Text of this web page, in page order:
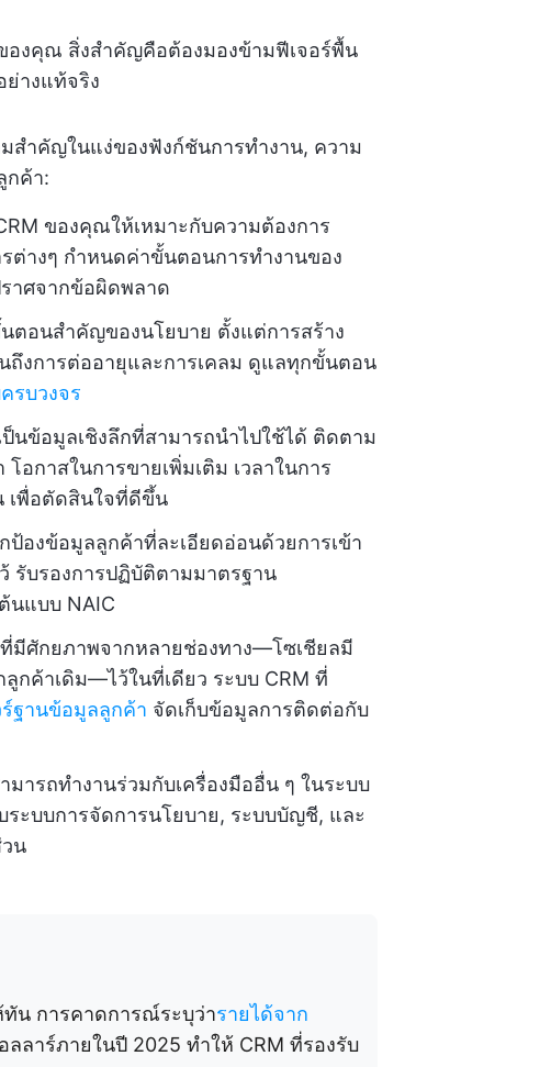
องคุณ สิ่งสำคัญคือต้องมองข้ามฟีเจอร์พื้น
างแท้จริง
สำคัญในแง่ของฟังก์ชันการทำงาน, ความ
กค้า:
ของคุณให้เหมาะกับความต้องการ
ต่างๆ กำหนดค่าขั้นตอนการทำงานของ
าศจากข้อผิดพลาด
ตอนสำคัญของนโยบาย ตั้งแต่การสร้าง
ถึงการต่ออายุและการเคลม ดูแลทุกขั้นตอน
รบวงจร
ป็นข้อมูลเชิงลึกที่สามารถนำไปใช้ได้ ติดตาม
อกาสในการขายเพิ่มเติม เวลาในการ
เพื่อตัดสินใจที่ดีขึ้น
ป้องข้อมูลลูกค้าที่ละเอียดอ่อนด้วยการเข้า
รับรองการปฏิบัติตามมาตรฐาน
นแบบ NAIC
มีศักยภาพจากหลายช่องทาง—โซเชียลมี
กค้าเดิม—ไว้ในที่เดียว ระบบ CRM ที่
ฐานข้อมูลลูกค้า จัดเก็บข้อมูลการติดต่อกับ
มารถทำงานร่วมกับเครื่องมืออื่น ๆ ในระบบ
ะบบการจัดการนโยบาย, ระบบบัญชี, และ
น
น การคาดการณ์ระบุว่ารายได้จาก
ลลาร์ภายในปี 2025 ทำให้ CRM ที่รองรับ